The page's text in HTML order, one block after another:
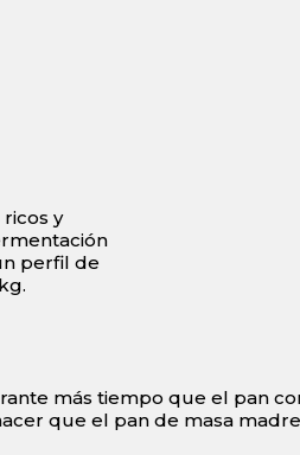
y
perfil de
más tiempo que el pan
que el pan de masa